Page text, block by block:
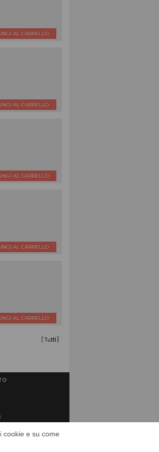
AL CARRELLO
AL CARRELLO
AL CARRELLO
AL CARRELLO
AL CARRELLO
cookie e su come